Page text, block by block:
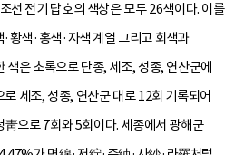
선 전기 답호의 색상은 모두 26색이다. 이를
황색·홍색·자색 계열 그리고 회색과
색은 초록으로 단종, 세조, 성종, 연산군에
세조, 성종, 연산군 대로 12회 기록되어
으로 7회와 5회이다. 세종에서 광해군